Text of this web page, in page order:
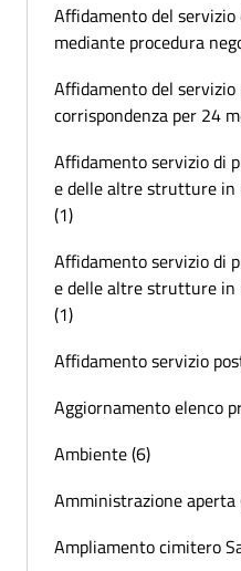
Affidamento del
mediante procedura
Affidamento del servizio
corrispondenza per 24
Affidamento servizio di
e delle altre strutture in
(1)
Affidamento servizio di
e delle altre strutture in
(1)
Affidamento servizio
Aggiornamento elenco
Ambiente (6)
Amministrazione aperta
Ampliamento cimitero